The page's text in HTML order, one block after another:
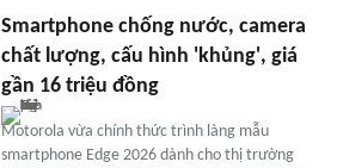
Smartphone chống nước, camera
chất lượng, cấu hình 'khủng', giá
gần 16 triệu đồng
Motorola vừa chính thức trình làng mẫu
smartphone Edge 2026 dành cho thị trường